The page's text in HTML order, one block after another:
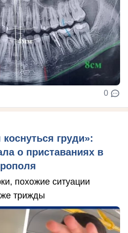
0
груди»:
о приставаниях в
похожие ситуации
трижды